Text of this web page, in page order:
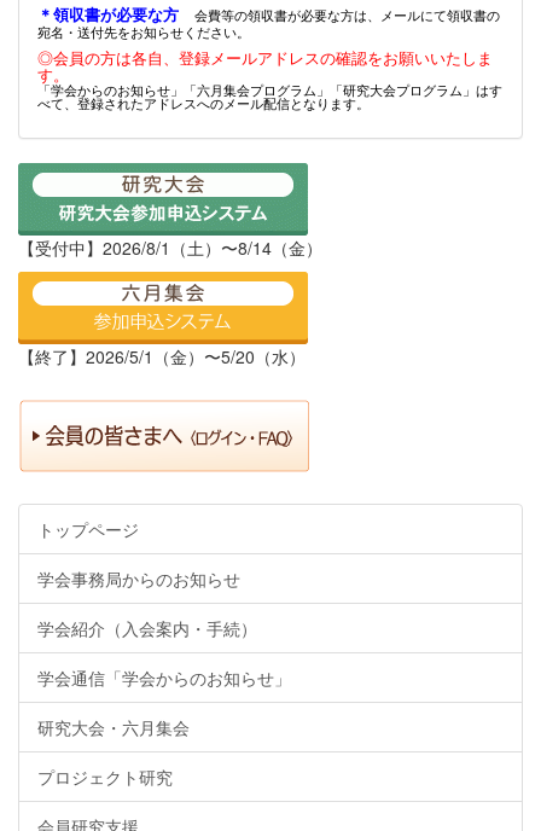
＊領収書が必要な方
会費等の領収書が必要な方は、メールにて領収書の
宛名・送付先をお知らせください。
◎会員の方は各自、登録メールアドレスの確認をお願いいたしま
す。
「学会からのお知らせ」「六月集会プログラム」「研究大会プログラム」はす
べて、登録されたアドレスへのメール配信となります。
【受付中】2026/8/1（土）〜8/14（金）
【終了】2026/5/1（金）〜5/20（水）
トップページ
学会事務局からのお知らせ
学会紹介（入会案内・手続）
学会通信「学会からのお知らせ」
研究大会・六月集会
プロジェクト研究
会員研究支援